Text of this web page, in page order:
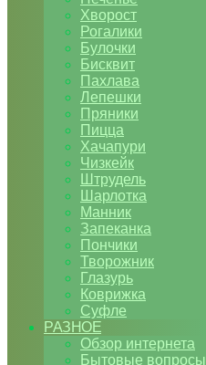
Хворост
Рогалики
Булочки
Бисквит
Пахлава
Лепешки
Пряники
Пицца
Хачапури
Чизкейк
Штрудель
Шарлотка
Манник
Запеканка
Пончики
Творожник
Глазурь
Коврижка
Суфле
РАЗНОЕ
Обзор интернета
Бытовые вопросы